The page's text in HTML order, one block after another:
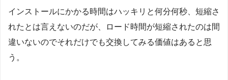
インストールにかかる時間はハッキリと何分何秒、短縮さ
れたとは言えないのだが、ロード時間が短縮されたのは間
違いないのでそれだけでも交換してみる価値はあると思
う。